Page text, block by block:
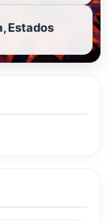
Estados